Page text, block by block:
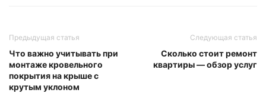
Предыдущая статья
Что важно учитывать при
монтаже кровельного
покрытия на крыше с
крутым уклоном
Следующая статья
Сколько стоит ремонт
квартиры — обзор услуг